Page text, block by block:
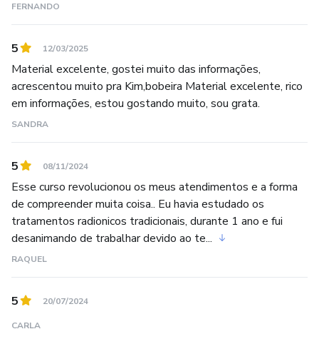
FERNANDO
5 12/03/2025
Material excelente, gostei muito das informações,
acrescentou muito pra Kim,bobeira Material excelente, rico
em informações, estou gostando muito, sou grata.
SANDRA
5 08/11/2024
Esse curso revolucionou os meus atendimentos e a forma
de compreender muita coisa.. Eu havia estudado os
tratamentos radionicos tradicionais, durante 1 ano e fui
desanimando de trabalhar devido ao te...
RAQUEL
5 20/07/2024
CARLA